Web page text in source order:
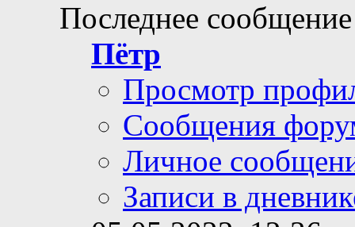
Последнее
Пётр
Просмотр
Сообщения
Личное
Записи в